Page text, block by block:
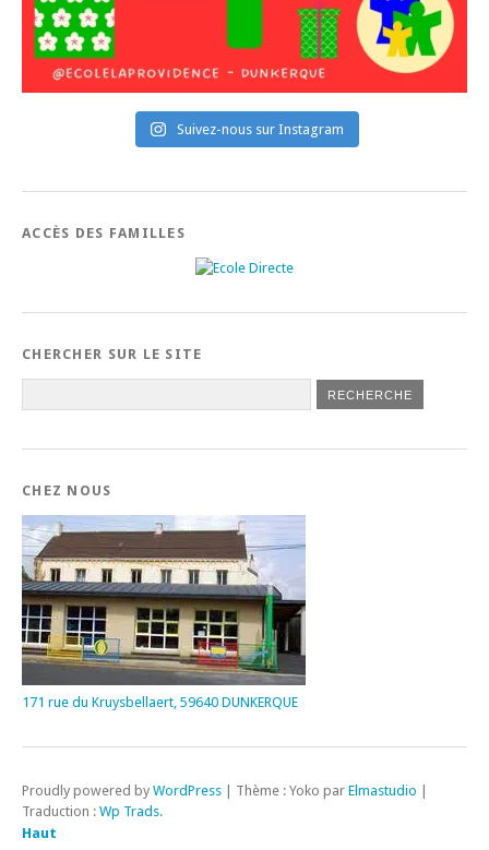
Suivez-nous sur Instagram
ACCÈS DES FAMILLES
CHERCHER SUR LE SITE
CHEZ NOUS
171 rue du Kruysbellaert, 59640 DUNKERQUE
Proudly powered by WordPress Thème : Yoko par Elmastudio
Traduction : Wp Trads.
Haut